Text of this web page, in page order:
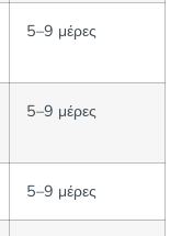
5–9 μέρες
5–9 μέρες
5–9 μέρες